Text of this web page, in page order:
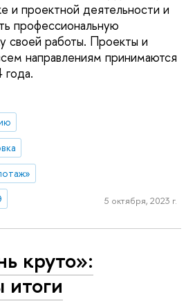
и проектной деятельности и
профессиональную
своей работы. Проекты и
направлениям принимаются
5 октября, 2023 г.
круто»: